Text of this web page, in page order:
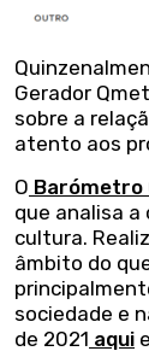
Gerador
sobre a
atento aos
O Barómetro
que analisa a
cultura.
âmbito do
sociedade e
de 2021 aqui